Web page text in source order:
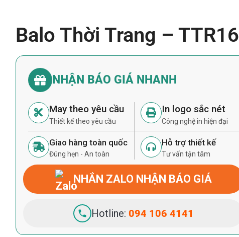
Balo Thời Trang – TTR16
NHẬN BÁO GIÁ NHANH
May theo yêu cầu
Thiết kế theo yêu cầu
In logo sắc nét
Công nghệ in hiện đại
Giao hàng toàn quốc
Đúng hẹn - An toàn
Hỗ trợ thiết kế
Tư vấn tận tâm
NHẮN ZALO NHẬN BÁO GIÁ
Hotline: 094 106 4141